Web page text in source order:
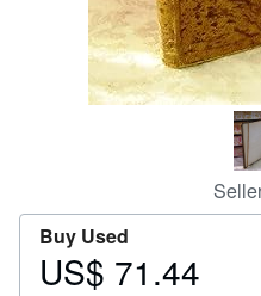
Buy Used
Price
US$ 71.44